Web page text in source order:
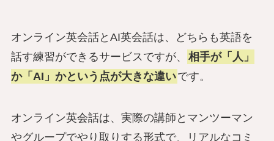
オンライン英会話とAI英会話は、どちらも英語を
話す練習ができるサービスですが、
相手が「人」
か「AI」かという点が大きな違いです。
オンライン英会話は、実際の講師とマンツーマン
やグループでやり取りする形式で、リアルなコミ